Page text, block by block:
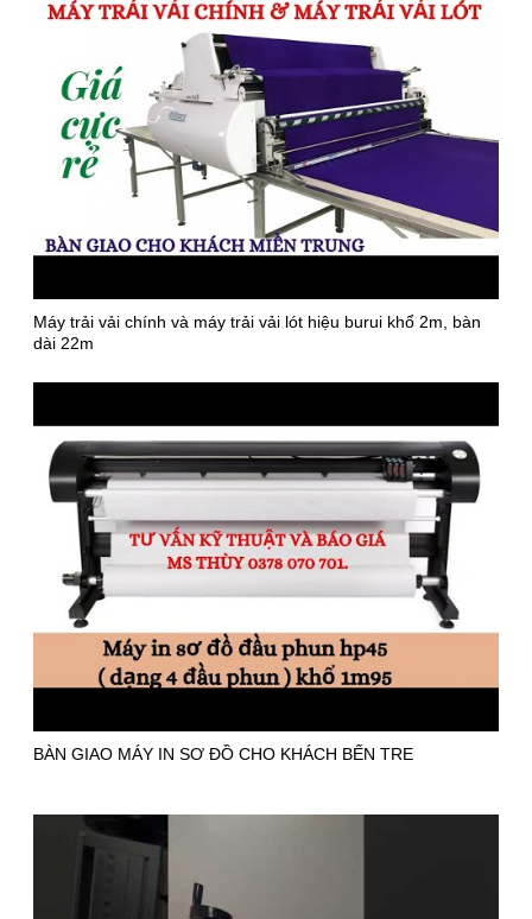
Máy trải vải chính và máy trải vải lót hiệu burui khổ 2m, bàn
dài 22m
BÀN GIAO MÁY IN SƠ ĐỒ CHO KHÁCH BẾN TRE